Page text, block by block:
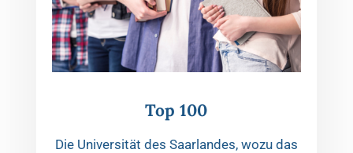
Top 100
Die Universität des Saarlandes, wozu das